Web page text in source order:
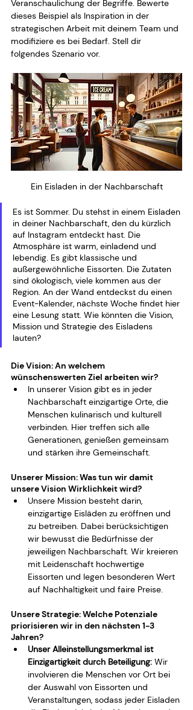
Veranschaulichung der Begriffe. Bewerte
dieses Beispiel als Inspiration in der
strategischen Arbeit mit deinem Team und
modifiziere es bei Bedarf. Stell dir
folgendes Szenario vor.
Ein Eisladen in der Nachbarschaft
Es ist Sommer. Du stehst in einem Eisladen
in deiner Nachbarschaft, den du kürzlich
auf Instagram entdeckt hast. Die
Atmosphäre ist warm, einladend und
lebendig. Es gibt klassische und
außergewöhnliche Eissorten. Die Zutaten
sind ökologisch, viele kommen aus der
Region. An der Wand entdeckst du einen
Event-Kalender, nächste Woche findet hier
eine Lesung statt. Wie könnten die Vision,
Mission und Strategie des Eisladens
lauten?
Die Vision: An welchem
wünschenswerten Ziel arbeiten wir?
In unserer Vision gibt es in jeder
Nachbarschaft einzigartige Orte, die
Menschen kulinarisch und kulturell
verbinden. Hier treffen sich alle
Generationen, genießen gemeinsam
und stärken ihre Gemeinschaft.
Unserer Mission: Was tun wir damit
unsere Vision Wirklichkeit wird?
Unsere Mission besteht darin,
einzigartige Eisläden zu eröffnen und
zu betreiben. Dabei berücksichtigen
wir bewusst die Bedürfnisse der
jeweiligen Nachbarschaft. Wir kreieren
mit Leidenschaft hochwertige
Eissorten und legen besonderen Wert
auf Nachhaltigkeit und faire Preise.
Unsere Strategie: Welche Potenziale
priorisieren wir in den nächsten 1-3
Jahren?
Unser Alleinstellungsmerkmal ist
Einzigartigkeit durch Beteiligung: Wir
involvieren die Menschen vor Ort bei
der Auswahl von Eissorten und
Veranstaltungen, sodass jeder Eisladen